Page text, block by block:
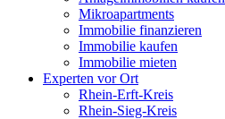
Mikroapartments
Immobilie finanzieren
Immobilie kaufen
Immobilie mieten
Experten vor Ort
Rhein-Erft-Kreis
Rhein-Sieg-Kreis